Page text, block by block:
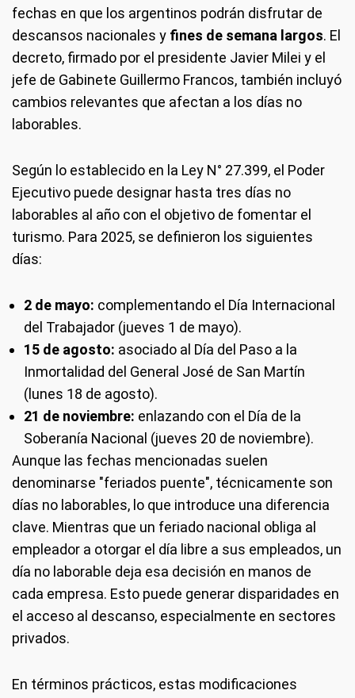
fechas en que los argentinos podrán disfrutar de
descansos nacionales y fines de semana largos. El
decreto, firmado por el presidente Javier Milei y el
jefe de Gabinete Guillermo Francos, también incluyó
cambios relevantes que afectan a los días no
laborables.
Según lo establecido en la Ley N° 27.399, el Poder
Ejecutivo puede designar hasta tres días no
laborables al año con el objetivo de fomentar el
turismo. Para 2025, se definieron los siguientes
días:
2 de mayo: complementando el Día Internacional
del Trabajador (jueves 1 de mayo).
15 de agosto: asociado al Día del Paso a la
Inmortalidad del General José de San Martín
(lunes 18 de agosto).
21 de noviembre: enlazando con el Día de la
Soberanía Nacional (jueves 20 de noviembre).
Aunque las fechas mencionadas suelen
denominarse "feriados puente", técnicamente son
días no laborables, lo que introduce una diferencia
clave. Mientras que un feriado nacional obliga al
empleador a otorgar el día libre a sus empleados, un
día no laborable deja esa decisión en manos de
cada empresa. Esto puede generar disparidades en
el acceso al descanso, especialmente en sectores
privados.
En términos prácticos, estas modificaciones